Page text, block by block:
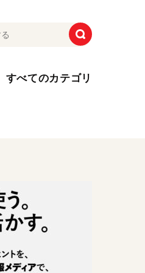
すべてのカテゴリ